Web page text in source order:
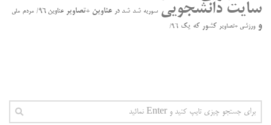
سایت دانشجویی سوریه شد شد در عناوین +تصاویر عناوین ۹۶/ مردم ملی
و ورزشی +تصاویر کشور که یک ۹۶/